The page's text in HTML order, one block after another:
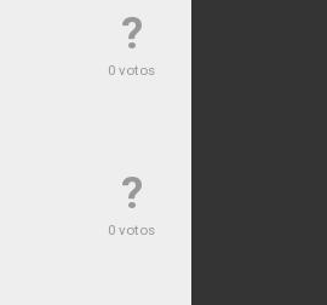
?
0 votos
?
0 votos